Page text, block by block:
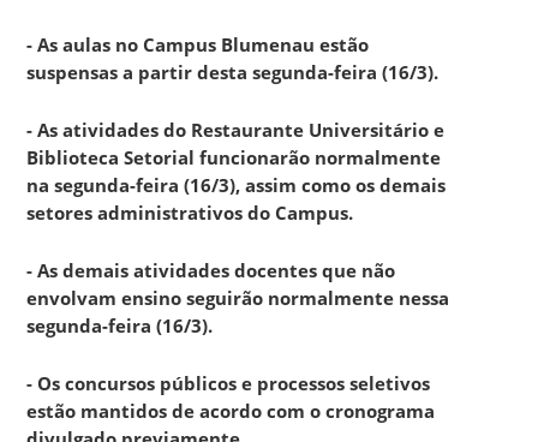
- As aulas no Campus Blumenau estão
suspensas a partir desta segunda-feira (16/3).
- As atividades do Restaurante Universitário e
Biblioteca Setorial funcionarão normalmente
na segunda-feira (16/3), assim como os demais
setores administrativos do Campus.
- As demais atividades docentes que não
envolvam ensino seguirão normalmente nessa
segunda-feira (16/3).
- Os concursos públicos e processos seletivos
estão mantidos de acordo com o cronograma